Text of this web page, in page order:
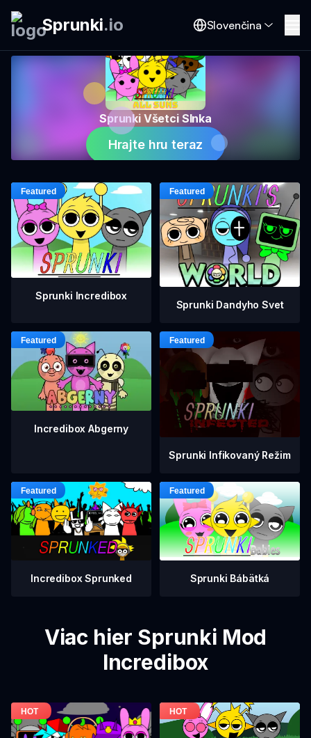
Sprunki.io Slovenčina
Sprunki Všetci Slnka
Hrajte hru teraz
Sprunki Incredibox
Sprunki Dandyho Svet
Incredibox Abgerny
Sprunki Infikovaný Režim
Incredibox Sprunked Sprunki Bábätká
Viac hier Sprunki Mod
Incredibox